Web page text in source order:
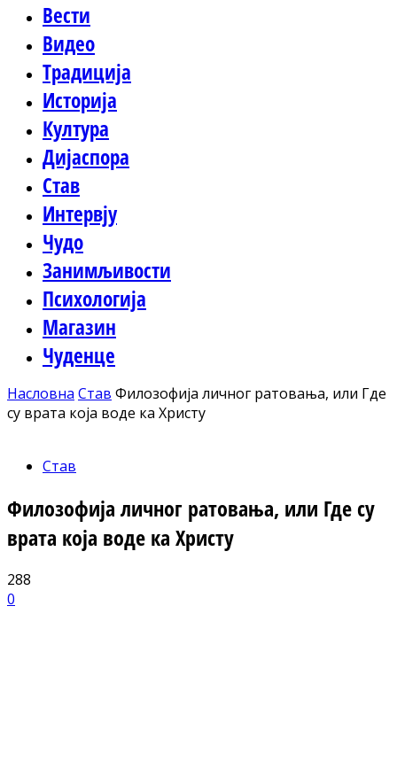
Вести
Видео
Традиција
Историја
Култура
Дијаспора
Став
Интервју
Чудо
Занимљивости
Психологија
Магазин
Чуденце
Насловна Став Филозофија личног ратовања, или Где
су врата која воде ка Христу
Став
Филозофија личног ратовања, или Где су
врата која воде ка Христу
288
0